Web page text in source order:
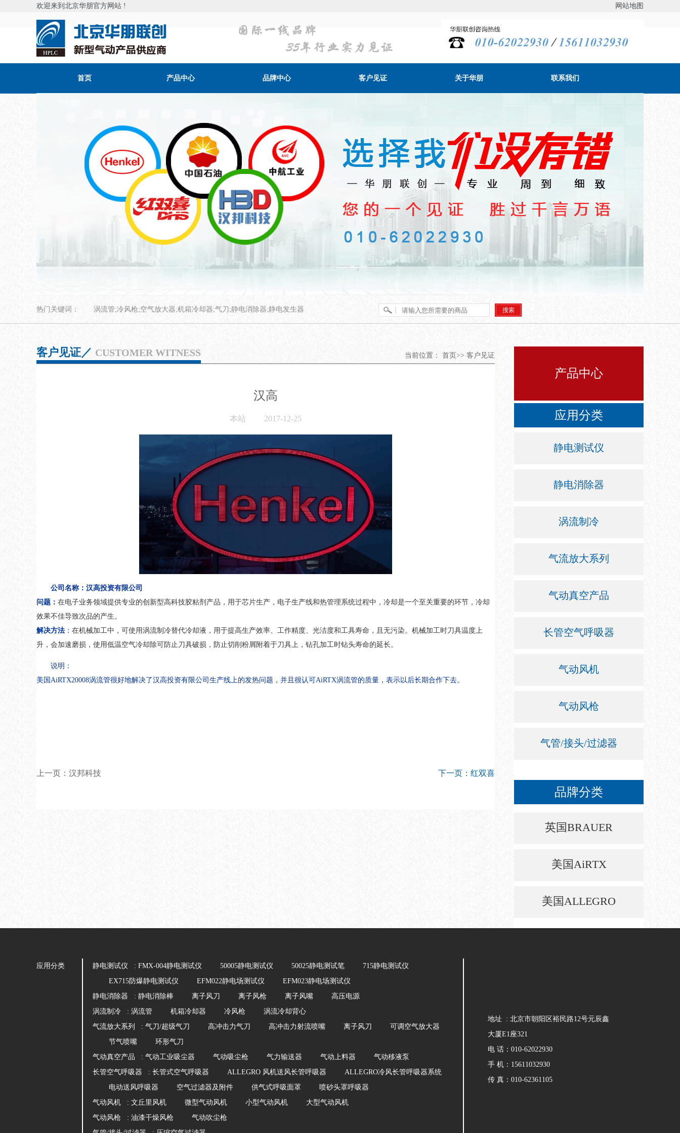
欢迎来到北京华朋官方网站 ! 网站地图
首页 产品中心 品牌中心 客户见证 关于华朋 联系我们
热门关键词： 涡流管;冷风枪;空气放大器;机箱冷却器;气刀;静电消除器;静电发生器
客户见证／ CUSTOMER WITNESS 当前位置： 首页>> 客户见证
汉高
本站 2017-12-25
公司名称：汉高投资有限公司
问题： 在电子业务领域提供专业的创新型高科技胶粘剂产品，用于芯片生产，电子生产线和热管理系统过程中，冷却是一个至关重要的环节，冷却
效果不佳导致次品的产生。
解决方法 ： 在机械加工中，可使用涡流制冷替代冷却液，用于提高生产效率、工作精度、光洁度和工具寿命，且无污染。机械加工时刀具温度上
升，会加速磨损，使用低温空气冷却除可防止刀具破损，防止切削粉屑附着于刀具上，钻孔加工时钻头寿命的延长。
说明：
美国AiRTX20008涡流管很好地解决了汉高投资有限公司生产线上的发热问题，并且很认可AiRTX涡流管的质量，表示以后长期合作下去。
上一页：汉邦科技 下一页：红双喜
产品中心
应用分类
静电测试仪
静电消除器
涡流制冷
气流放大系列
气动真空产品
长管空气呼吸器
气动风机
气动风枪
气管/接头/过滤器
品牌分类
英国BRAUER
美国AiRTX
美国ALLEGRO
应用分类 静电测试仪 : FMX-004静电测试仪 50005静电测试仪 50025静电测试笔
715静电测试仪
EX715防爆静电测试仪
EFM022静电场测试仪
EFM023静电场测试仪
静电消除器 : 静电消除棒 离子风刀 离子风枪 离子风嘴
高压电源
涡流制冷 : 涡流管 机箱冷却器 冷风枪
涡流冷却背心
气流放大系列 : 气刀/超级气刀 高冲击力气刀 高冲击力射流喷嘴 离子风刀
可调空气放大器
节气喷嘴
环形气刀
气动真空产品 : 气动工业吸尘器 气动吸尘枪 气力输送器 气动上料器
气动移液泵
长管空气呼吸器 : 长管式空气呼吸器 ALLEGRO 风机送风长管呼吸器
ALLEGRO冷风长管呼吸器系统
电动送风呼吸器
空气过滤器及附件 供气式呼吸面罩
喷砂头罩呼吸器
气动风机 : 文丘里风机 微型气动风机 小型气动风机
大型气动风机
气动风枪 : 油漆干燥风枪
气动吹尘枪
地址 : 北京市朝阳区裕民路12号元辰鑫
大厦E1座321
电 话：010-62022930
手 机：15611032930
传 真：010-62361105